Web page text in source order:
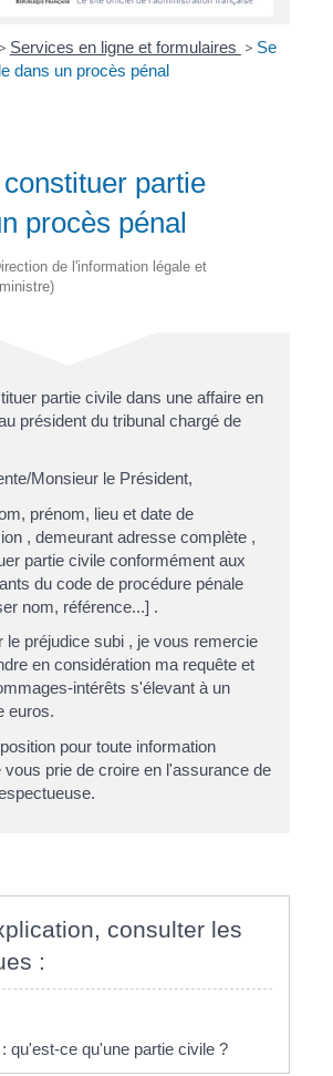
> Services en ligne et formulaires > Se
dans un procès pénal
partie
procès pénal
de l'information légale et
partie civile dans une affaire en
président du tribunal chargé de
Monsieur le Président,
prénom, lieu et date de
, demeurantadresse complète ,
partie civile conformément aux
du code de procédure pénale
nom, référence...] .
le préjudice subi , je vous remercie
en considération ma requête et
intérêts s'élevant à un
euros.
pour toute information
prie de croire en l'assurance de
consulter les
:
qu'est-ce qu'une partie civile ?